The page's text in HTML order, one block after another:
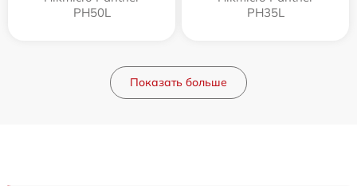
PH50L
PH35L
Показать больше